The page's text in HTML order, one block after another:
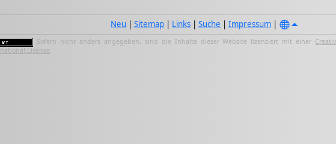
Neu |Sitemap | Links |Suche |Impressum |
Sofern nicht anders angegeben, sind die Inhalte dieser Website lizenziert mit einer
License